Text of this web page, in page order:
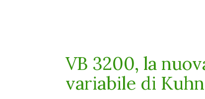
VB 3200, la
variabile di Kuhn